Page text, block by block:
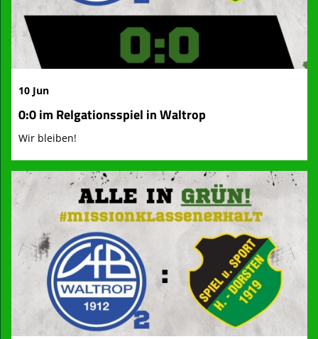
10 Jun
0:0 im Relgationsspiel in Waltrop
Wir bleiben!